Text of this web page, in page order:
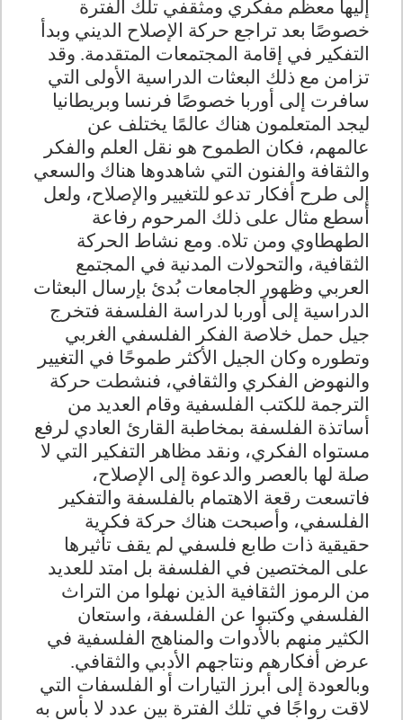
إليها معظم مفكري ومثقفي تلك الفترة
خصوصًا بعد تراجع حركة الإصلاح الديني وبدأ
التفكير في إقامة المجتمعات المتقدمة. وقد
تزامن مع ذلك البعثات الدراسية الأولى التي
سافرت إلى أوربا خصوصًا فرنسا وبريطانيا
ليجد المتعلمون هناك عالمًا يختلف عن
عالمهم، فكان الطموح هو نقل العلم والفكر
والثقافة والفنون التي شاهدوها هناك والسعي
إلى طرح أفكار تدعو للتغيير والإصلاح، ولعل
أسطع مثال على ذلك المرحوم رفاعة
الطهطاوي ومن تلاه. ومع نشاط الحركة
الثقافية، والتحولات المدنية في المجتمع
العربي وظهور الجامعات بُدئ بإرسال البعثات
الدراسية إلى أوربا لدراسة الفلسفة فتخرج
جيل حمل خلاصة الفكر الفلسفي الغربي
وتطوره وكان الجيل الأكثر طموحًا في التغيير
والنهوض الفكري والثقافي، فنشطت حركة
الترجمة للكتب الفلسفية وقام العديد من
أساتذة الفلسفة بمخاطبة القارئ العادي لرفع
مستواه الفكري، ونقد مظاهر التفكير التي لا
صلة لها بالعصر والدعوة إلى الإصلاح،
فاتسعت رقعة الاهتمام بالفلسفة والتفكير
الفلسفي، وأصبحت هناك حركة فكرية
حقيقية ذات طابع فلسفي لم يقف تأثيرها
على المختصين في الفلسفة بل امتد للعديد
من الرموز الثقافية الذين نهلوا من التراث
الفلسفي وكتبوا عن الفلسفة، واستعان
الكثير منهم بالأدوات والمناهج الفلسفية في
عرض أفكارهم ونتاجهم الأدبي والثقافي.
وبالعودة إلى أبرز التيارات أو الفلسفات التي
لاقت رواجًا في تلك الفترة بين عدد لا بأس به